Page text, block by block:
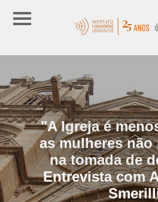
"A Igreja é
as mulheres não
na tomada de
Entrevista com